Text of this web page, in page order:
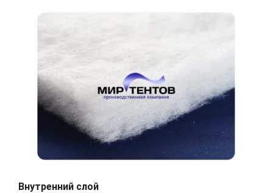
Внутренний слой